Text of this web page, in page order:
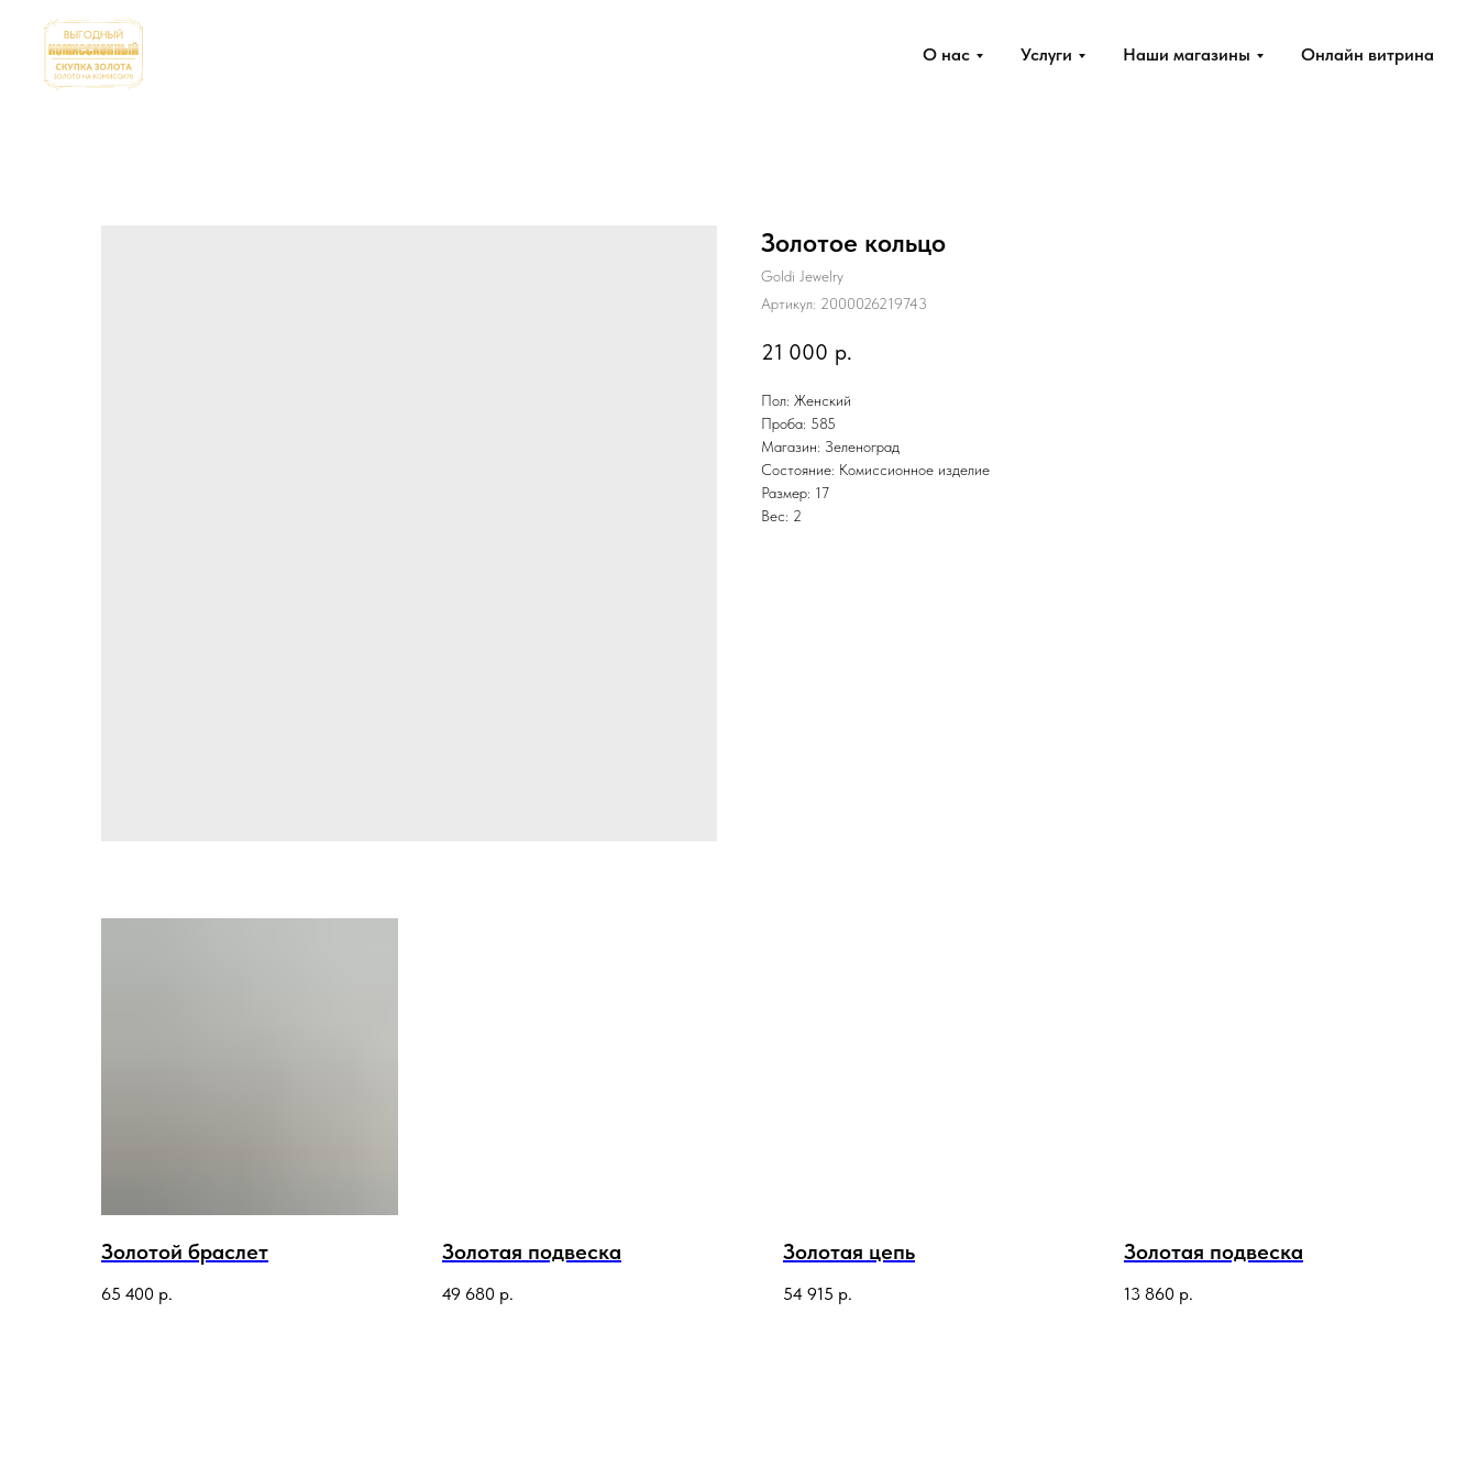
О нас Услуги Наши магазины Онлайн витрина
Золотое кольцо
Goldi Jewelry
Артикул: 2000026219743
21 000 р.
Пол: Женский
Проба: 585
Магазин: Зеленоград
Состояние: Комиссионное изделие
Размер: 17
Вес: 2
Золотой браслет
65 400 р.
Золотая подвеска
49 680 р.
Золотая цепь
54 915 р.
Золотая подвеска
13 860 р.